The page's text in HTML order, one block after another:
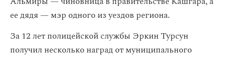
ее дядя — мэр одного из уездов региона.
За 12 лет полицейской службы Эркин Турсун
получил несколько наград от муниципального